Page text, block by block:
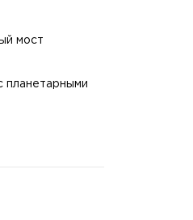
мост
планетарными